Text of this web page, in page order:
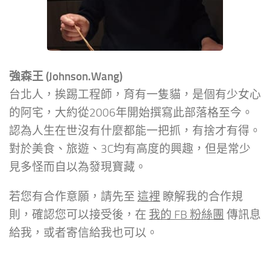
強森王 (Johnson.Wang)
台北人，挨踢工程師，育有一隻貓，是個有少女心
的阿宅，大約從2006年開始撰寫此部落格至今。
認為人生在世沒有什麼都能一把抓，有捨才有得。
對於美食、旅遊、3C均有高度的興趣，但是常少
見多怪而自以為發現寶藏。
若您有合作意願，請先至 這裡 瞭解我的合作規
則，確認您可以接受後，在 我的 FB 粉絲團 傳訊息
給我，或者寄信給我也可以。